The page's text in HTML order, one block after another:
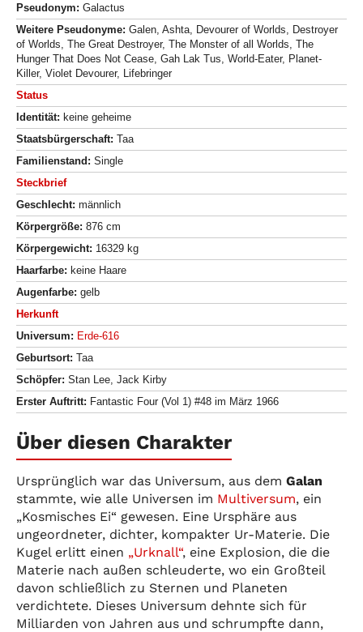
Pseudonym: Galactus
Weitere Pseudonyme: Galen, Ashta, Devourer of Worlds, Destroyer
of Worlds, The Great Destroyer, The Monster of all Worlds, The
Hunger That Does Not Cease, Gah Lak Tus, World-Eater, Planet-
Killer, Violet Devourer, Lifebringer
Status
Identität: keine geheime
Staatsbürgerschaft: Taa
Familienstand: Single
Steckbrief
Geschlecht: männlich
Körpergröße: 876 cm
Körpergewicht: 16329 kg
Haarfarbe: keine Haare
Augenfarbe: gelb
Herkunft
Universum: Erde-616
Geburtsort: Taa
Schöpfer: Stan Lee, Jack Kirby
Erster Auftritt: Fantastic Four (Vol 1) #48 im März 1966
Über diesen Charakter
Ursprünglich war das Universum, aus dem Galan
stammte, wie alle Universen im Multiversum, ein
„Kosmisches Ei“ gewesen. Eine Ursphäre aus
ungeordneter, dichter, kompakter Ur-Materie. Die
Kugel erlitt einen „Urknall“, eine Explosion, die die
Materie nach außen schleuderte, wo ein Großteil
davon schließlich zu Sternen und Planeten
verdichtete. Dieses Universum dehnte sich für
Milliarden von Jahren aus und schrumpfte dann,